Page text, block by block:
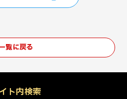
覧に戻る
ト内検索